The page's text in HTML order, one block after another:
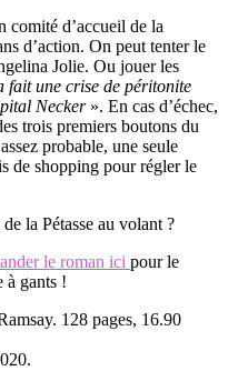
comité d’accueil de la
d’action. On peut tenter le
Jolie. Ou jouer les
fait une crise de péritonite
Necker». En cas d’échec,
trois premiers boutons du
probable, une seule
de shopping pour régler le
la Pétasse au volant ?
le roman ici pour le
à gants !
128 pages, 16.90